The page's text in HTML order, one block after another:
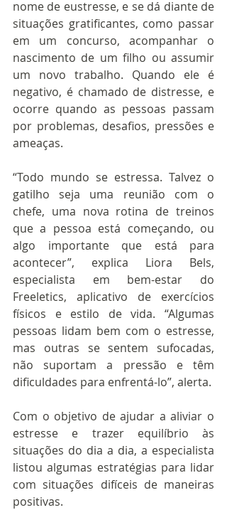
nome de eustresse, e se dá diante de
situações gratificantes, como passar
em um concurso, acompanhar o
nascimento de um filho ou assumir
um novo trabalho. Quando ele é
negativo, é chamado de distresse, e
ocorre quando as pessoas passam
por problemas, desafios, pressões e
ameaças.
“Todo mundo se estressa. Talvez o
gatilho seja uma reunião com o
chefe, uma nova rotina de treinos
que a pessoa está começando, ou
algo importante que está para
acontecer”, explica Liora Bels,
especialista em bem-estar do
Freeletics, aplicativo de exercícios
físicos e estilo de vida. “Algumas
pessoas lidam bem com o estresse,
mas outras se sentem sufocadas,
não suportam a pressão e têm
dificuldades para enfrentá-lo”, alerta.
Com o objetivo de ajudar a aliviar o
estresse e trazer equilíbrio às
situações do dia a dia, a especialista
listou algumas estratégias para lidar
com situações difíceis de maneiras
positivas.